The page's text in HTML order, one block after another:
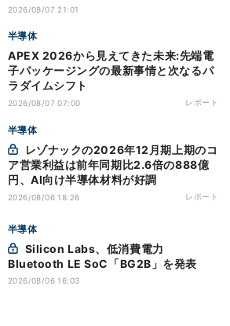
2026/08/07 21:01
半導体
APEX 2026から見えてきた未来:先端電
子パッケージングの最新事情と次なるパ
ラダイムシフト
2026/08/07 07:00 レポート
半導体
ア営業利益は前年同期比2.6倍の888億
円、AI向け半導体材料が好調
2026/08/06 18:26 レポート
半導体
Bluetooth LE SoC「BG2B」を発表
2026/08/06 16:03